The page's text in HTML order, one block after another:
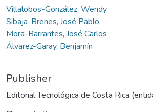
Villalobos-González, Wendy
Sibaja-Brenes, José Pablo
Mora-Barrantes, José Carlos
Álvarez-Garay, Benjamín
Publisher
Editorial Tecnológica de Costa Rica